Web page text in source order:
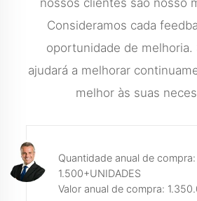
Consideramos cada
oportunidade de melhoria.
ajudará a melhorar
melhor às suas
Quantidade anual de compra:
1.500+UNIDADES
Valor anual de compra: